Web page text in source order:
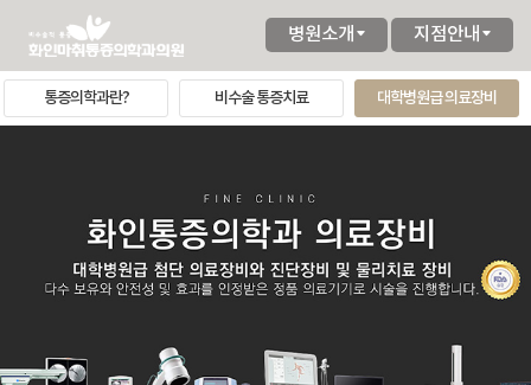
병원소개 지점안내
통증의학과란? 비수술 통증치료 대학병원급 의료장비